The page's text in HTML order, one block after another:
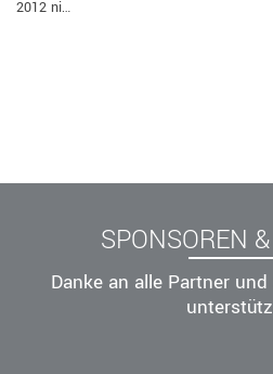
2012 ni…
SPONSOREN
Danke an alle Partner